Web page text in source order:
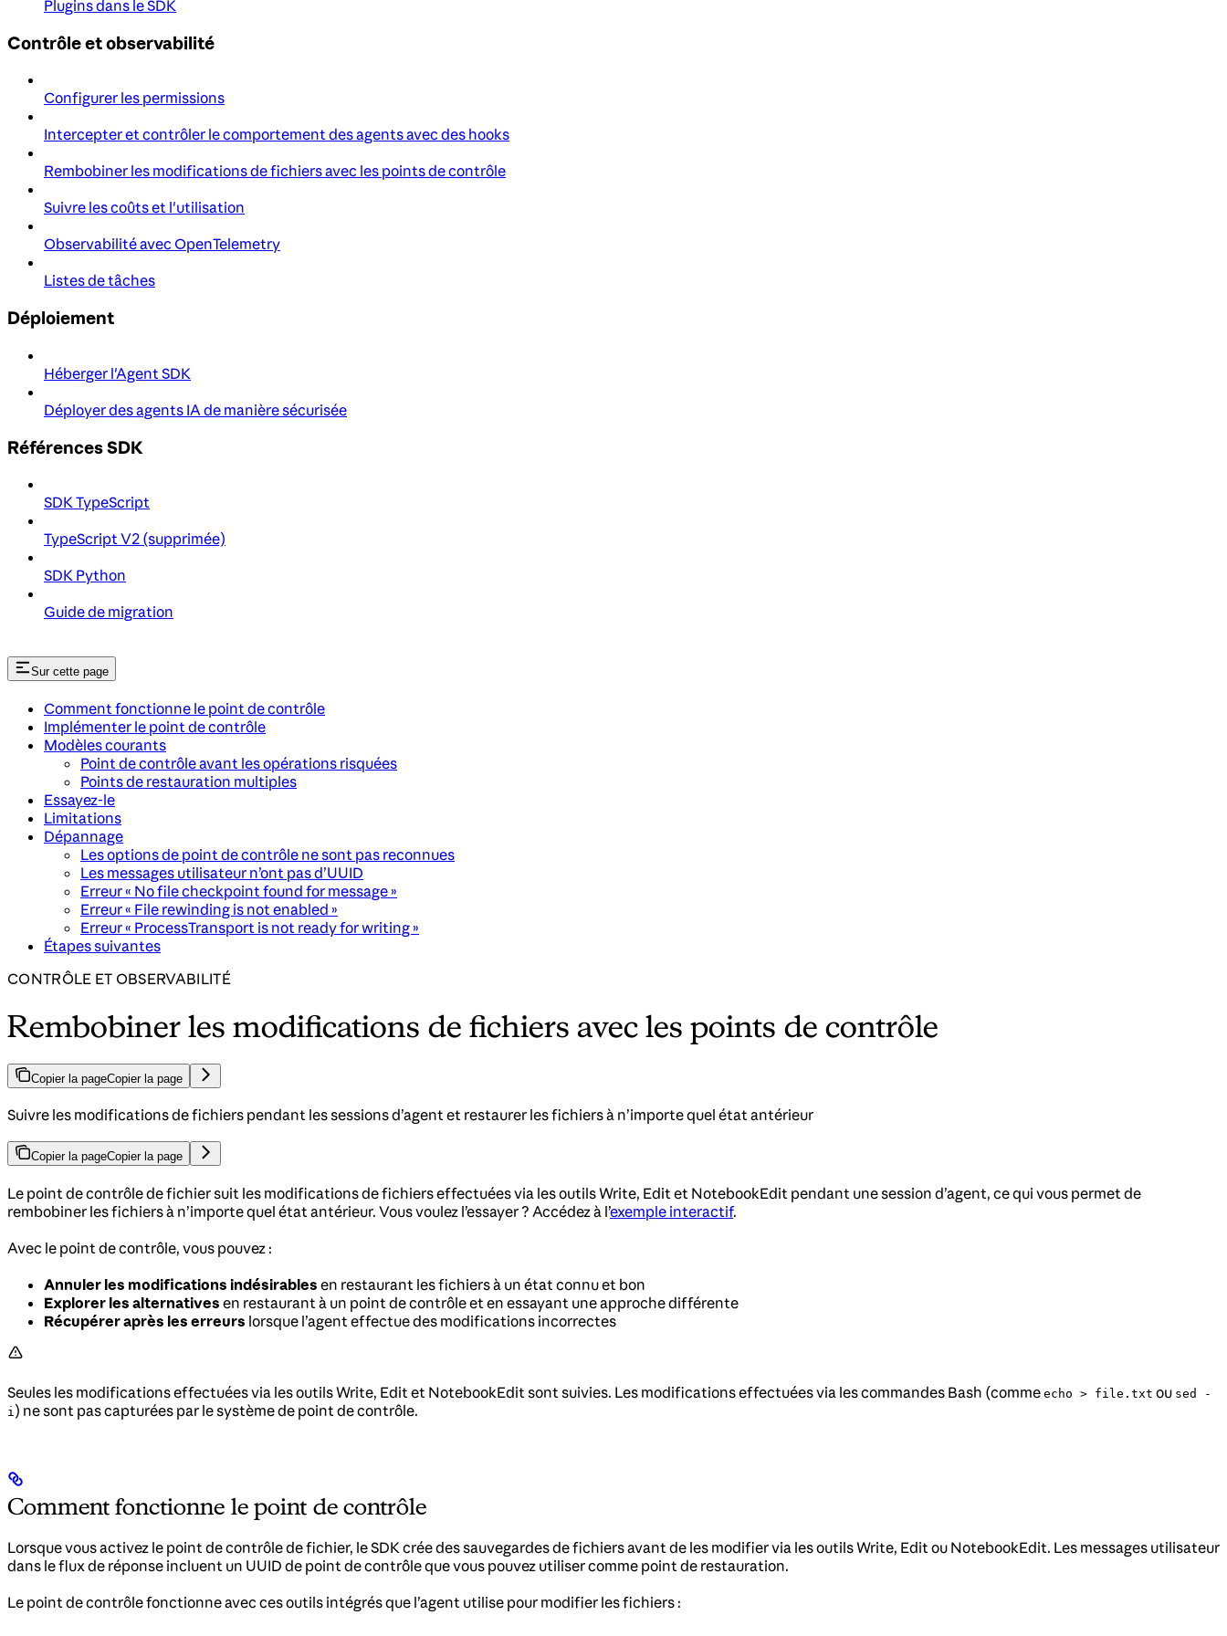
Plugins dans le SDK
Contrôle et observabilité
Configurer les permissions
Intercepter et contrôler le comportement des agents avec des hooks
Rembobiner les modifications de fichiers avec les points de contrôle
Suivre les coûts et l'utilisation
Observabilité avec OpenTelemetry
Listes de tâches
Déploiement
Héberger l'Agent SDK
Déployer des agents IA de manière sécurisée
Références SDK
SDK TypeScript
TypeScript V2 (supprimée)
SDK Python
Guide de migration
Sur cette page
Comment fonctionne le point de contrôle
Implémenter le point de contrôle
Modèles courants
Point de contrôle avant les opérations risquées
Points de restauration multiples
Essayez-le
Limitations
Dépannage
Les options de point de contrôle ne sont pas reconnues
Les messages utilisateur n’ont pas d’UUID
Erreur « No file checkpoint found for message »
Erreur « File rewinding is not enabled »
Erreur « ProcessTransport is not ready for writing »
Étapes suivantes
CONTRÔLE ET OBSERVABILITÉ
Rembobiner les modifications de fichiers avec les points de contrôle
Copier la pageCopier la page
Suivre les modifications de fichiers pendant les sessions d’agent et restaurer les fichiers à n’importe quel état antérieur
Copier la pageCopier la page
Le point de contrôle de fichier suit les modifications de fichiers effectuées via les outils Write, Edit et NotebookEdit pendant une session d’agent, ce qui vous permet de
rembobiner les fichiers à n’importe quel état antérieur. Vous voulez l’essayer ? Accédez à l’exemple interactif.
Avec le point de contrôle, vous pouvez :
Annuler les modifications indésirables en restaurant les fichiers à un état connu et bon
Explorer les alternatives en restaurant à un point de contrôle et en essayant une approche différente
Récupérer après les erreurs lorsque l’agent effectue des modifications incorrectes
Seules les modifications effectuées via les outils Write, Edit et NotebookEdit sont suivies. Les modifications effectuées via les commandes Bash (comme echo > file.txt ou sed -
i) ne sont pas capturées par le système de point de contrôle.
Comment fonctionne le point de contrôle
Lorsque vous activez le point de contrôle de fichier, le SDK crée des sauvegardes de fichiers avant de les modifier via les outils Write, Edit ou NotebookEdit. Les messages utilisateur
dans le flux de réponse incluent un UUID de point de contrôle que vous pouvez utiliser comme point de restauration.
Le point de contrôle fonctionne avec ces outils intégrés que l’agent utilise pour modifier les fichiers :